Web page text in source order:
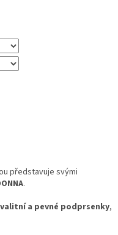
představuje svými
.
a pevné podprsenky,